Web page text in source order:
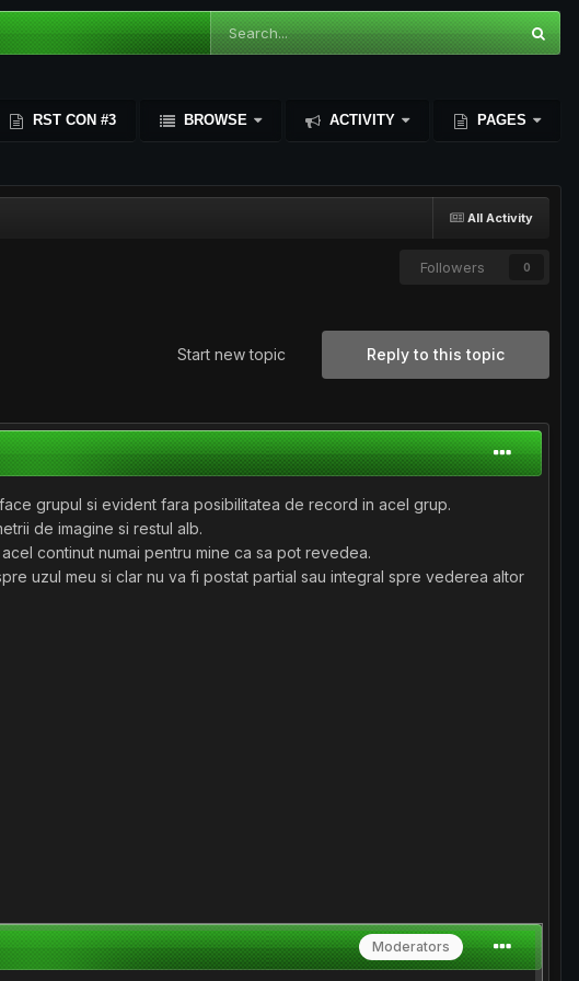
RST CON #3 BROWSE ACTIVITY PAGES
All Activity
Followers 0
Reply to this topic
Start new topic
grupul si evident fara posibilitatea de record in acel grup.
de imagine si restul alb.
continut numai pentru mine ca sa pot revedea.
uzul meu si clar nu va fi postat partial sau integral spre vederea altor
Moderators